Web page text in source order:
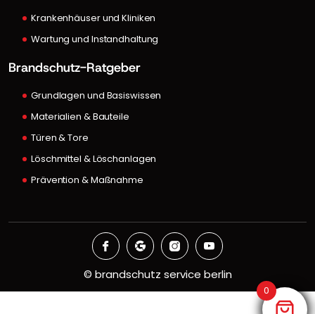
Krankenhäuser und Kliniken
Wartung und Instandhaltung
Brandschutz-Ratgeber
Grundlagen und Basiswissen
Materialien & Bauteile
Türen & Tore
Löschmittel & Löschanlagen
Prävention & Maßnahme
© brandschutz service berlin
0